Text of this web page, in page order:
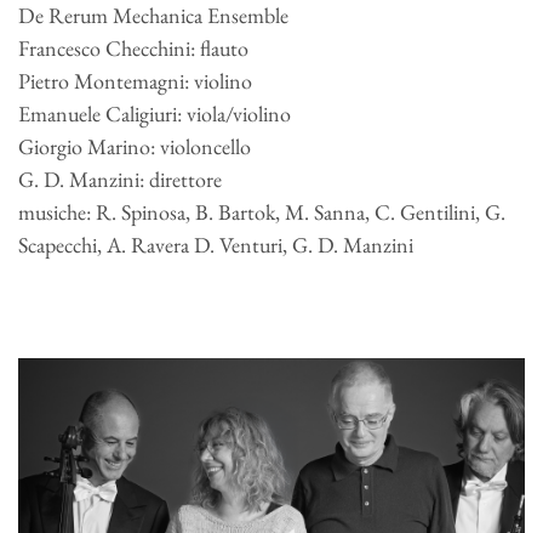
De Rerum Mechanica Ensemble
Francesco Checchini: flauto
Pietro Montemagni: violino
Emanuele Caligiuri: viola/violino
Giorgio Marino: violoncello
G. D. Manzini: direttore
musiche: R. Spinosa, B. Bartok, M. Sanna, C. Gentilini, G.
Scapecchi, A. Ravera D. Venturi, G. D. Manzini